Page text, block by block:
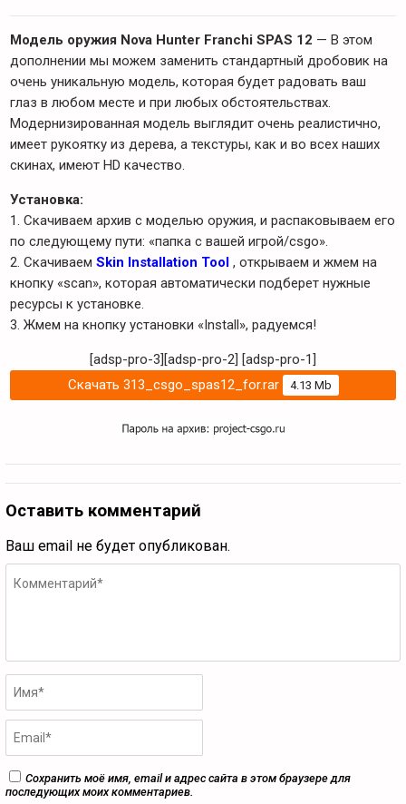
Модель оружия Nova Hunter Franchi SPAS 12 — В этом
дополнении мы можем заменить стандартный дробовик на
очень уникальную модель, которая будет радовать ваш
глаз в любом месте и при любых обстоятельствах.
Модернизированная модель выглядит очень реалистично,
имеет рукоятку из дерева, а текстуры, как и во всех наших
скинах, имеют HD качество.
Установка:
1. Скачиваем архив с моделью оружия, и распаковываем его
по следующему пути: «папка с вашей игрой/csgo».
2. Скачиваем Skin Installation Tool , открываем и жмем на
кнопку «scan», которая автоматически подберет нужные
ресурсы к установке.
3. Жмем на кнопку установки «Install», радуемся!
[adsp-pro-3][adsp-pro-2] [adsp-pro-1]
Скачать 313_csgo_spas12_for.rar
4.13 Mb
Оставить комментарий
Ваш email не будет опубликован.
Сохранить моё имя, email и адрес сайта в этом браузере для
последующих моих комментариев.